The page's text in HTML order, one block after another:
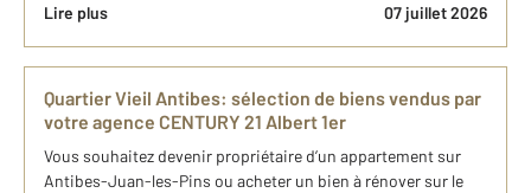
Lire plus 07 juillet 2026
Quartier Vieil Antibes: sélection de biens vendus par
votre agence CENTURY 21 Albert 1er
Vous souhaitez devenir propriétaire d’un appartement sur
Antibes-Juan-les-Pins ou acheter un bien à rénover sur le